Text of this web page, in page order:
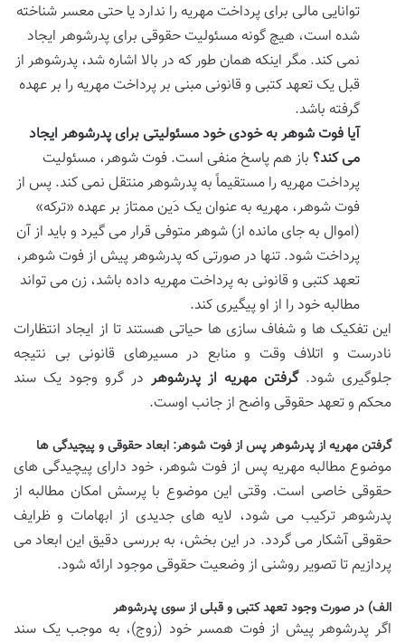
توانایی مالی برای پرداخت مهریه را ندارد یا حتی معسر شناخته
شده است، هیچ گونه مسئولیت حقوقی برای پدرشوهر ایجاد
نمی کند. مگر اینکه همان طور که در بالا اشاره شد، پدرشوهر از
قبل یک تعهد کتبی و قانونی مبنی بر پرداخت مهریه را بر عهده
گرفته باشد.
آیا فوت شوهر به خودی خود مسئولیتی برای پدرشوهر ایجاد
می کند؟ باز هم پاسخ منفی است. فوت شوهر، مسئولیت
پرداخت مهریه را مستقیماً به پدرشوهر منتقل نمی کند. پس از
فوت شوهر، مهریه به عنوان یک دَین ممتاز بر عهده «ترکه»
(اموال به جای مانده از) شوهر متوفی قرار می گیرد و باید از آن
پرداخت شود. تنها در صورتی که پدرشوهر پیش از فوت شوهر،
تعهد کتبی و قانونی به پرداخت مهریه داده باشد، زن می تواند
مطالبه خود را از او پیگیری کند.
این تفکیک ها و شفاف سازی ها حیاتی هستند تا از ایجاد انتظارات
نادرست و اتلاف وقت و منابع در مسیرهای قانونی بی نتیجه
جلوگیری شود.گرفتن مهریه از پدرشوهر در گرو وجود یک سند
محکم و تعهد حقوقی واضح از جانب اوست.
گرفتن مهریه از پدرشوهر پس از فوت شوهر: ابعاد حقوقی و پیچیدگی ها
موضوع مطالبه مهریه پس از فوت شوهر، خود دارای پیچیدگی های
حقوقی خاصی است. وقتی این موضوع با پرسش امکان مطالبه از
پدرشوهر ترکیب می شود، لایه های جدیدی از ابهامات و ظرایف
حقوقی آشکار می گردد. در این بخش، به بررسی دقیق این ابعاد می
پردازیم تا تصویر روشنی از وضعیت حقوقی موجود ارائه شود.
الف) در صورت وجود تعهد کتبی و قبلی از سوی پدرشوهر
اگر پدرشوهر پیش از فوت همسر خود (زوج)، به موجب یک سند